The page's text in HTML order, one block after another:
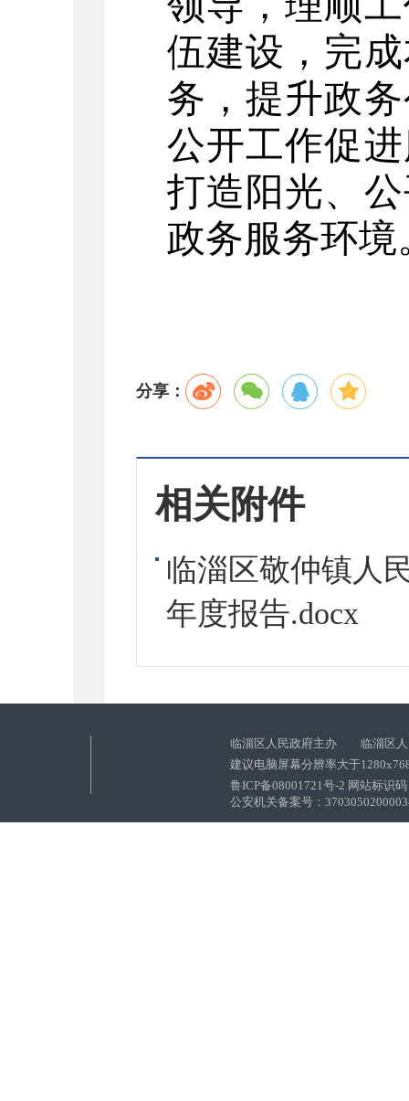
伍建设，完
务，提升政
公开工作促
打造阳光、
政务服务环境
分享：
相关附件
临淄区敬仲镇人
年度报告.docx
临淄区人民政府主办 临淄区人
建议电脑屏幕分辨率大于
鲁ICP备08001721号-2 网站标识
公安机关备案号：